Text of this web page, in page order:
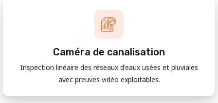
Caméra de canalisation
Inspection linéaire des réseaux d'eaux usées et pluviales
avec preuves vidéo exploitables.